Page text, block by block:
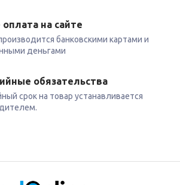
на сайте
банковскими картами и
деньгами
обязательства
срок на товар устанавливается